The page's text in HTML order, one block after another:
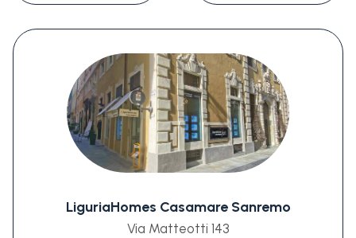
LiguriaHomes Casamare Sanremo
Via Matteotti 143